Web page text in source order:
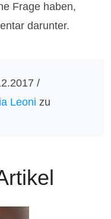
Frage haben,
darunter.
/
Leoni zu